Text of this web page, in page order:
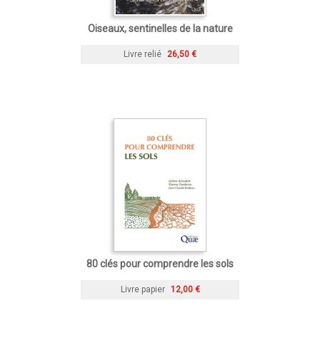
Oiseaux, sentinelles de la nature
Livre relié 26,50 €
80 clés pour comprendre les sols
Livre papier 12,00 €